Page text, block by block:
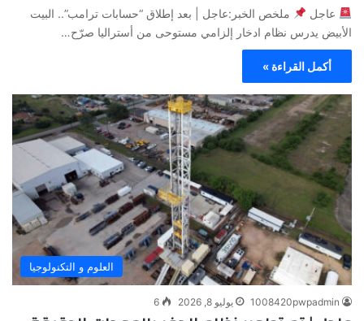
عاجل
ملخص الخبر:عاجل | بعد إطلاق “حسابات ترامب”.. البيت
الأبيض يدرس نظام ادخار إلزامي مستوحى من أستراليا صرّح…
أكمل القراءة »
العلوم و التكنولوجيا
1008420pwpadmin يوليو 8, 2026 6